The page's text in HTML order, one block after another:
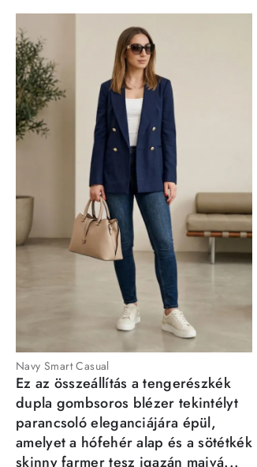
Navy Smart Casual
Ez az összeállítás a tengerészkék
dupla gombsoros blézer tekintélyt
parancsoló eleganciájára épül,
amelyet a hófehér alap és a sötétkék
skinny farmer tesz igazán maivá...